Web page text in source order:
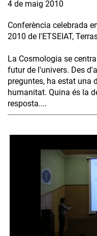
4 de maig 2010
Conferència celebrada
2010 de l'ETSEIAT,
La Cosmologia se
futur de l'univers. Des
preguntes, ha estat una
humanitat. Quina és la
resposta....